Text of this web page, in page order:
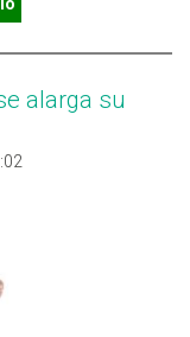
DE LOS
alarga su